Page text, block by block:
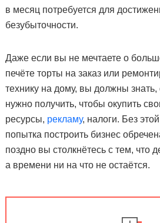
в месяц потребуется для
безубыточности.
Даже если вы не мечтаете о
печёте торты на заказ или
технику на дому, вы должны знать,
нужно получить, чтобы окупить
ресурсы, рекламу, налоги. Без
попытка построить бизнес
поздно вы столкнётесь с тем, что
а времени ни на что не остаётся.